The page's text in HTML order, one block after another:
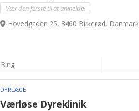
Vær den første til at anmelde!
Hovedgaden 25, 3460 Birkerød, Danmark
Ring
DYRLÆGE
Værløse Dyreklinik